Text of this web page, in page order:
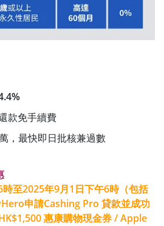
款免手續費
，最快即日批核兼過數
至2025年9月1日下午6時（包括
申請Cashing Pro 貸款並成功
惠康購物現金券 / Apple